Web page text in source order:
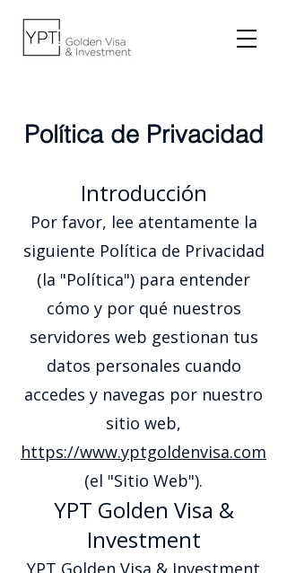
Política de Privacidad
Introducción
Por favor, lee atentamente la
siguiente Política de Privacidad
(la "Política") para entender
cómo y por qué nuestros
servidores web gestionan tus
datos personales cuando
accedes y navegas por nuestro
sitio web,
https://www.yptgoldenvisa.com
(el "Sitio Web").
YPT Golden Visa &
Investment
YPT Golden Visa & Investment